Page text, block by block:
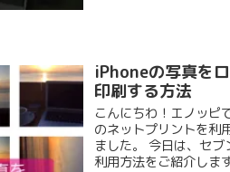
iPhoneの写真を
印刷する方法
こんにちわ！エノッピ
のネットプリントを利
ました。 今日は、セ
利用方法をご紹介しま